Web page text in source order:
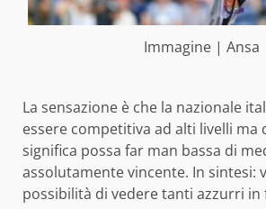
Immagine | Ansa
La sensazione è che la nazionale
essere competitiva ad alti livelli ma
significa possa far man bassa di
assolutamente vincente. In sintesi:
possibilità di vedere tanti azzurri in